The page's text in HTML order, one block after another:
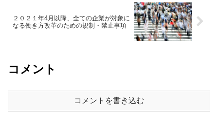
２０２１年4月以降、全ての企業が対象に
なる働き方改革のための規制・禁止事項
コメント
コメントを書き込む